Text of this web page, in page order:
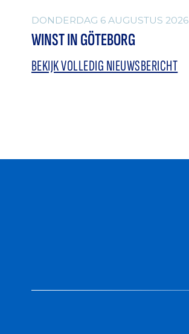
DONDERDAG 6 AUGUSTUS 2026
WINST IN GÖTEBORG
BEKIJK VOLLEDIG NIEUWSBERICHT